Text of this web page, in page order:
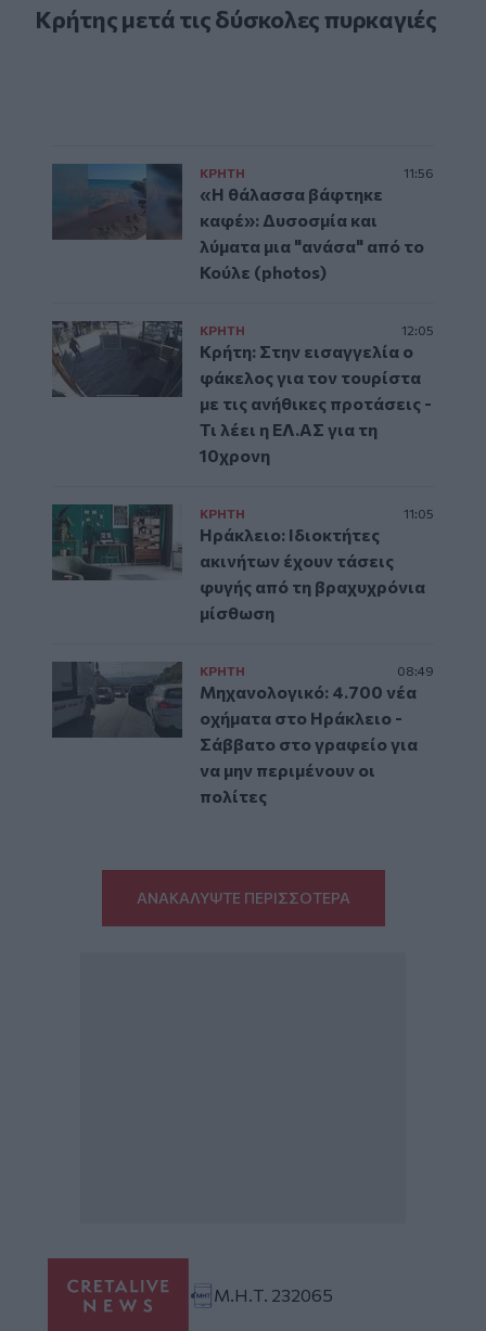
Κρήτης μετά τις δύσκολες πυρκαγιές
ΚΡΗΤΗ 11:56
«Η θάλασσα βάφτηκε
καφέ»: Δυσοσμία και
λύματα μια "ανάσα" από το
Κούλε (photos)
ΚΡΗΤΗ 12:05
Κρήτη: Στην εισαγγελία ο
φάκελος για τον τουρίστα
με τις ανήθικες προτάσεις -
Τι λέει η ΕΛ.ΑΣ για τη
10χρονη
ΚΡΗΤΗ 11:05
Ηράκλειο: Ιδιοκτήτες
ακινήτων έχουν τάσεις
φυγής από τη βραχυχρόνια
μίσθωση
ΚΡΗΤΗ 08:49
Μηχανολογικό: 4.700 νέα
οχήματα στο Ηράκλειο -
Σάββατο στο γραφείο για
να μην περιμένουν οι
πολίτες
ΑΝΑΚΑΛΥΨΤΕ ΠΕΡΙΣΣΟΤΕΡΑ
Μ.Η.Τ. 232065